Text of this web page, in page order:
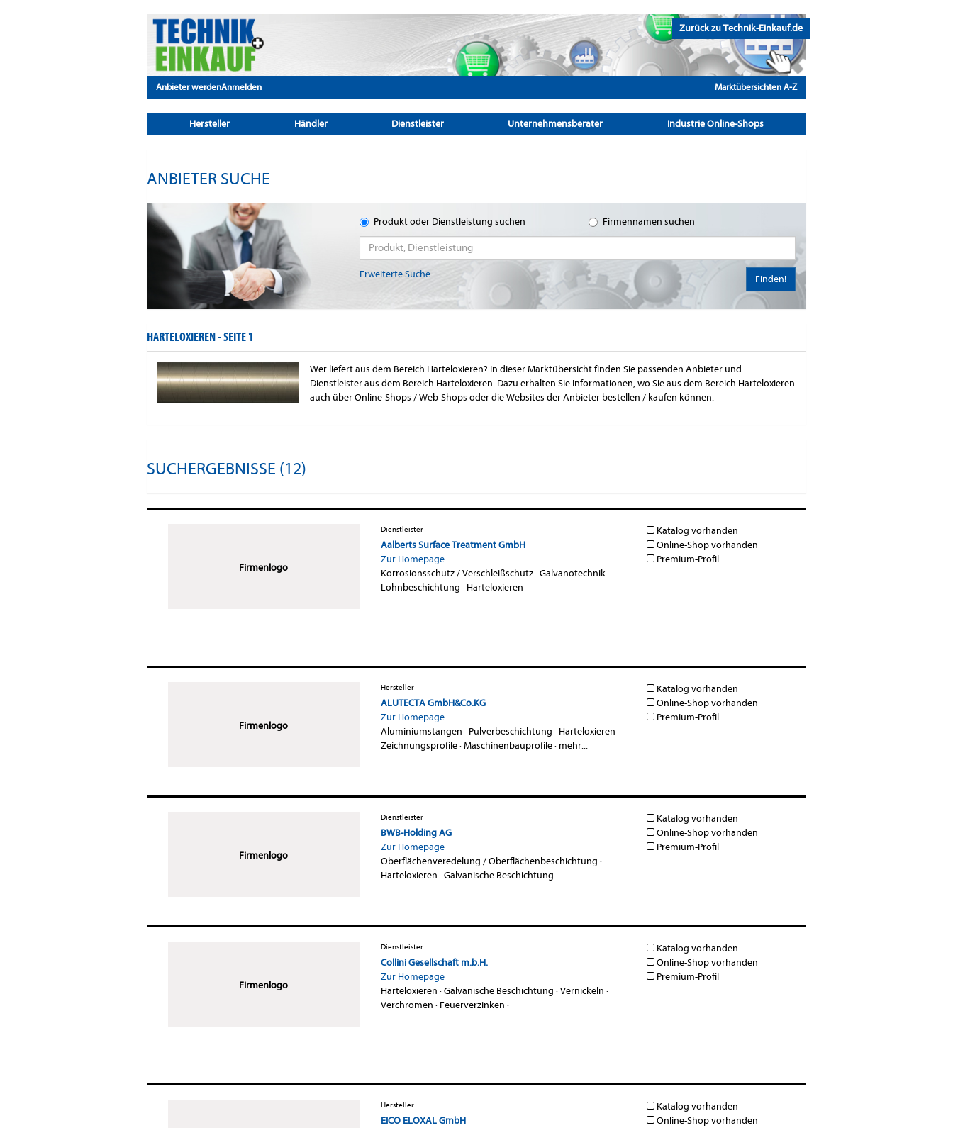
Zurück zu Technik-Einkauf.de
Anbieter werdenAnmelden Marktübersichten A-Z
Hersteller Händler Dienstleister Unternehmensberater Industrie Online-Shops
ANBIETER SUCHE
Produkt oder Dienstleistung suchen Firmennamen suchen
Erweiterte Suche Finden!
HARTELOXIEREN -SEITE 1
Wer liefert aus dem Bereich Harteloxieren? In dieser Marktübersicht finden Sie passenden Anbieter und
Dienstleister aus dem Bereich Harteloxieren. Dazu erhalten Sie Informationen, wo Sie aus dem Bereich Harteloxieren
auch über Online-Shops / Web-Shops oder die Websites der Anbieter bestellen / kaufen können.
SUCHERGEBNISSE (12)
Firmenlogo
Dienstleister
Aalberts Surface Treatment GmbH
Zur Homepage
Korrosionsschutz / Verschleißschutz·Galvanotechnik·
Lohnbeschichtung · Harteloxieren ·
Katalog vorhanden
Online-Shop vorhanden
Premium-Profil
Firmenlogo
Hersteller
ALUTECTA GmbH&Co.KG
Zur Homepage
Aluminiumstangen · Pulverbeschichtung · Harteloxieren ·
Zeichnungsprofile·Maschinenbauprofile· mehr...
Katalog vorhanden
Online-Shop vorhanden
Premium-Profil
Firmenlogo
Dienstleister
BWB-Holding AG
Zur Homepage
Oberflächenveredelung / Oberflächenbeschichtung ·
Harteloxieren ·Galvanische Beschichtung ·
Katalog vorhanden
Online-Shop vorhanden
Premium-Profil
Firmenlogo
Dienstleister
Collini Gesellschaft m.b.H.
Zur Homepage
Harteloxieren ·Galvanische Beschichtung ·Vernickeln ·
Verchromen · Feuerverzinken ·
Katalog vorhanden
Online-Shop vorhanden
Premium-Profil
Hersteller
EICO ELOXAL GmbH
Katalog vorhanden
Online-Shop vorhanden